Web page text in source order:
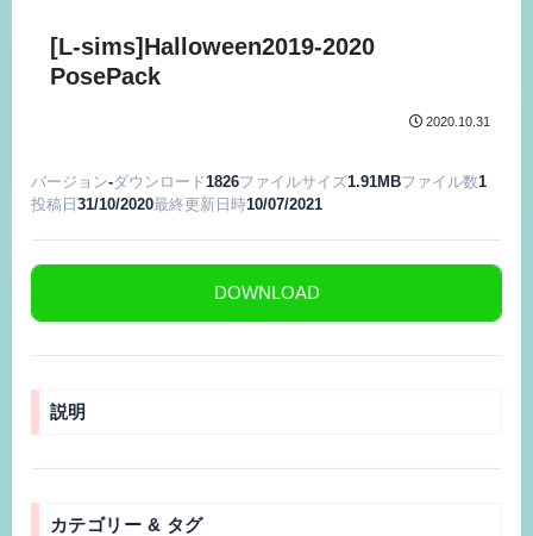
[L-sims]Halloween2019-2020
PosePack
2020.10.31
バージョン-ダウンロード 1826ファイルサイズ1.91MBファイル数1
投稿日31/10/2020最終更新日時10/07/2021
DOWNLOAD
説明
カテゴリー & タグ